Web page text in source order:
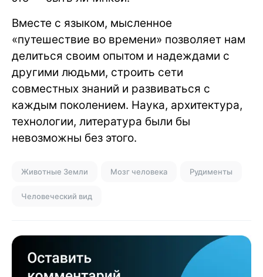
Вместе с языком, мысленное
«путешествие во времени» позволяет нам
делиться своим опытом и надеждами с
другими людьми, строить сети
совместных знаний и развиваться с
каждым поколением. Наука, архитектура,
технологии, литература были бы
невозможны без этого.
Животные Земли Мозг человека Рудименты
Человеческий вид